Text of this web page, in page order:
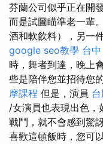
芬蘭公司似乎正在開
而是試圖瞄準老一輩
酒和軟飲料），另一
google seo教學 台
時，舞者到達，晚上
些是陪伴您並招待您
摩課程 但是，演員
/女演員也表現出色，
戰鬥，就不會感到驚
喜歡這頓飯時，您可